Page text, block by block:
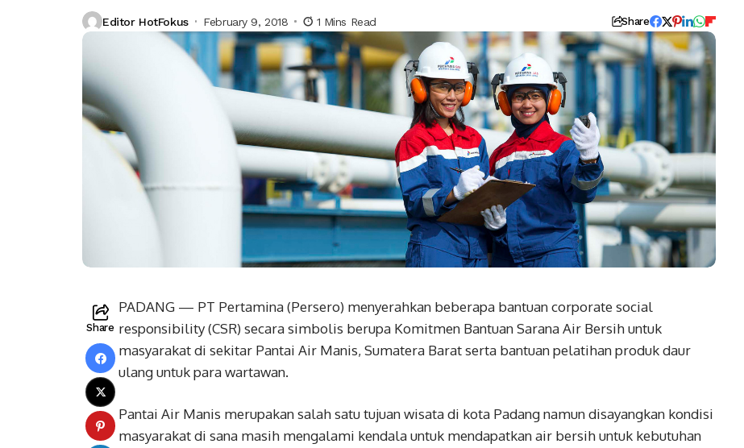
Editor HotFokus February 9, 2018 1 Mins Read Share
Share
PADANG — PT Pertamina (Persero) menyerahkan beberapa bantuan corporate social
responsibility (CSR) secara simbolis berupa Komitmen Bantuan Sarana Air Bersih untuk
masyarakat di sekitar Pantai Air Manis, Sumatera Barat serta bantuan pelatihan produk daur
ulang untuk para wartawan.
Pantai Air Manis merupakan salah satu tujuan wisata di kota Padang namun disayangkan kondisi
masyarakat di sana masih mengalami kendala untuk mendapatkan air bersih untuk kebutuhan